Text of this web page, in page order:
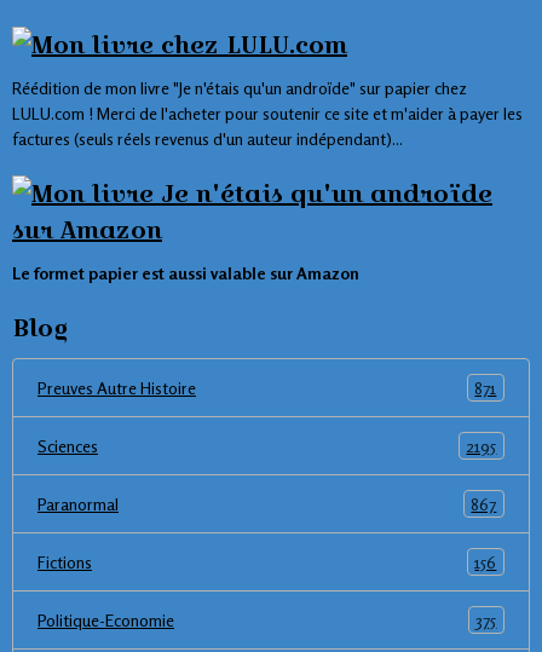
Réédition de mon livre "Je n'étais qu'un androïde" sur papier chez
LULU.com ! Merci de l'acheter pour soutenir ce site et m'aider à payer les
factures (seuls réels revenus d'un auteur indépendant)...
Le formet papier est aussi valable sur Amazon
Blog
Preuves Autre Histoire 871
Sciences 2195
Paranormal 867
Fictions 156
Politique-Economie 375